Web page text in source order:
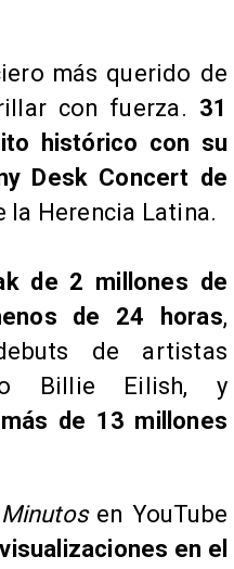
más querido de
con fuerza. 31
histórico con su
Desk Concert de
la Herencia Latina.
de 2 millones de
de 24 horas,
de artistas
Billie Eilish, y
más de 13 millones
en YouTube
en el